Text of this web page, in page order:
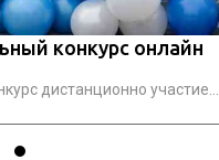
конкурс онлайн
дистанционно участие...